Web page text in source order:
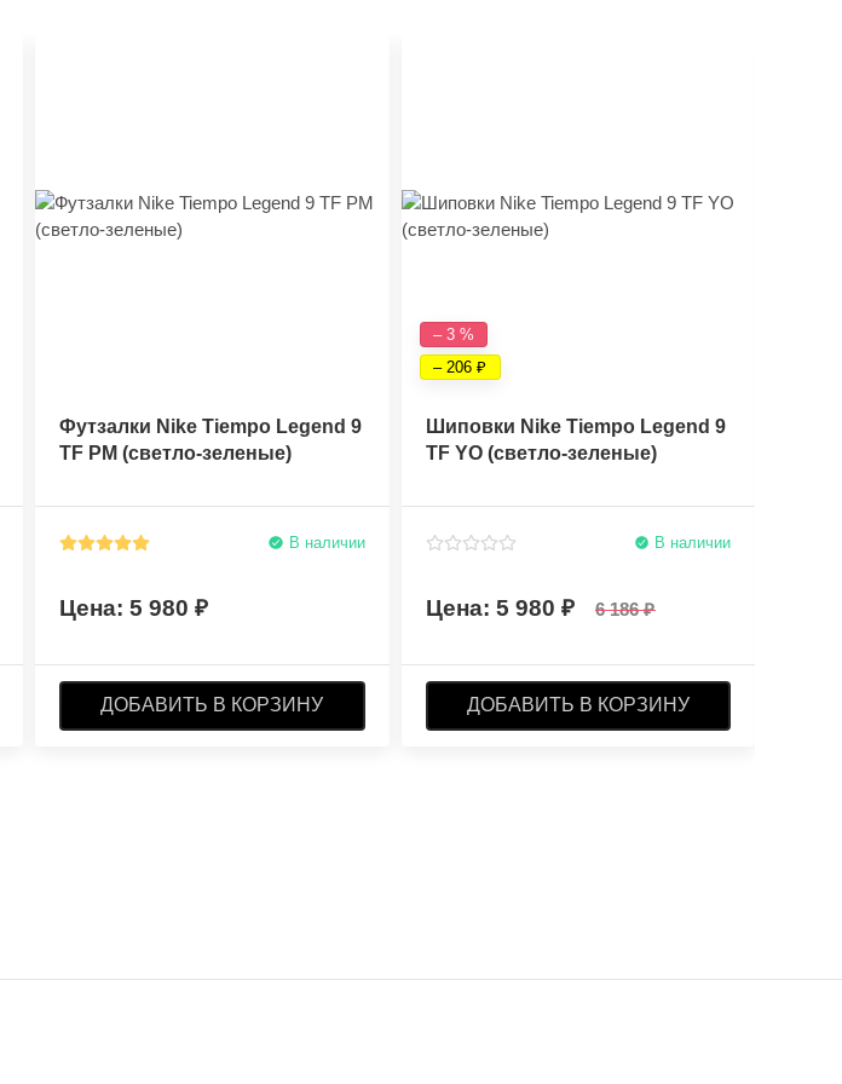
Футзалки Nike Tiempo Legend 9
TF PM (светло-зеленые)
В наличии
5 980
ДОБАВИТЬ В КОРЗИНУ
– 3 %
– 206
Шиповки Nike Tiempo Legend 9
TF YO (светло-зеленые)
В наличии
5 980 6 186
ДОБАВИТЬ В КОРЗИНУ